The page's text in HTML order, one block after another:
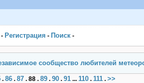
- Pегистрация - Поиск -
сообщество любителей
. 86 . 87 . 88 . 89 . 90 . 91 ... 110 . 111 . >>